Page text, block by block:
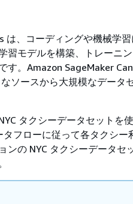
は、コーディングや機械学
習モデルを構築、トレーニ
す。Amazon SageMaker
ソースから大規模なデータ
タクシーデータセットを
フローに従って各タクシ
ンの NYC タクシーデータセ